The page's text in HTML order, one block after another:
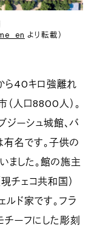
より転載）
ら40キロ強離れ
人口8800人）。
ジーシュ城館、バ
有名です。子供の
ました。館の施主
チェコ共和国）
ルド家です。フラ
チーフにした彫刻